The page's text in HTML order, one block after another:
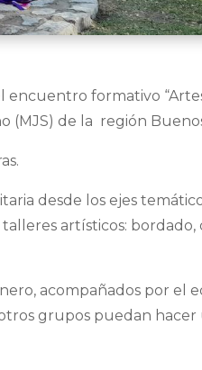
encuentro formativo
(MJS) de la región
desde los ejes
talleres artísticos:
acompañados por el
grupos puedan hacer